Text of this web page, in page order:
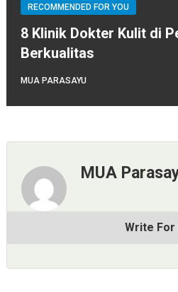
RECOMMENDED FOR YOU
8 Klinik Dokter Kulit di
Berkualitas
MUA PARASAYU
MUA
Write For